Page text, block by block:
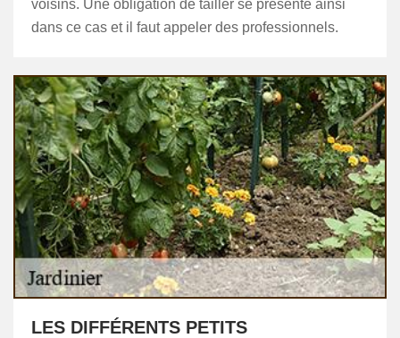
voisins. Une obligation de tailler se présente ainsi
dans ce cas et il faut appeler des professionnels.
LES DIFFÉRENTS PETITS